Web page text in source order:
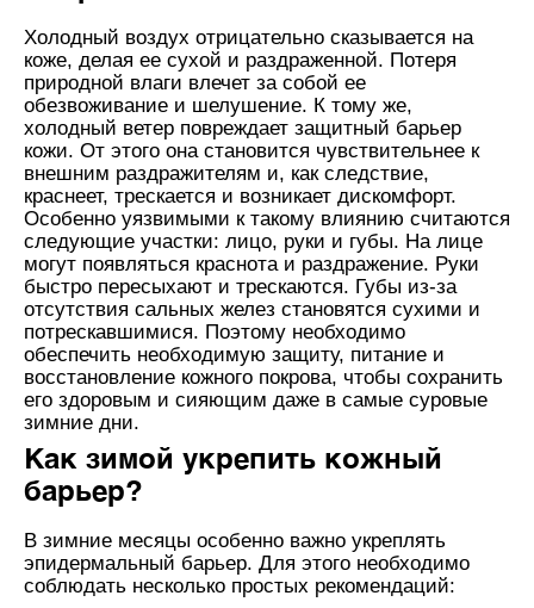
Холодный воздух отрицательно сказывается на
коже, делая ее сухой и раздраженной. Потеря
природной влаги влечет за собой ее
обезвоживание и шелушение. К тому же,
холодный ветер повреждает защитный барьер
кожи. От этого она становится чувствительнее к
внешним раздражителям и, как следствие,
краснеет, трескается и возникает дискомфорт.
Особенно уязвимыми к такому влиянию считаются
следующие участки: лицо, руки и губы. На лице
могут появляться краснота и раздражение. Руки
быстро пересыхают и трескаются. Губы из-за
отсутствия сальных желез становятся сухими и
потрескавшимися. Поэтому необходимо
обеспечить необходимую защиту, питание и
восстановление кожного покрова, чтобы сохранить
его здоровым и сияющим даже в самые суровые
зимние дни.
Как зимой укрепить кожный
барьер?
В зимние месяцы особенно важно укреплять
эпидермальный барьер. Для этого необходимо
соблюдать несколько простых рекомендаций: